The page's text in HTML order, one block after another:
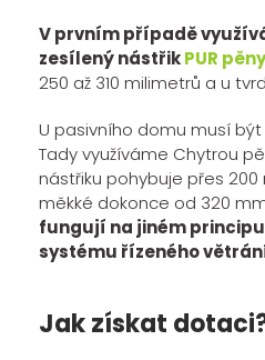
V prvním případě
zesílený nástřikPUR pěny
250 až 310 milimetrů a u
U pasivního domu musí
Tady využíváme Chytrou
nástřiku pohybuje přes
měkké dokonce od 320
fungují na jiném
systému řízeného
Jak získat